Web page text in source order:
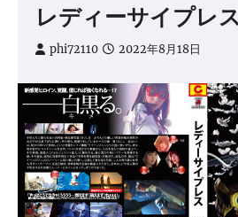
レディーサイプレ
phi72110 2022年8月18日